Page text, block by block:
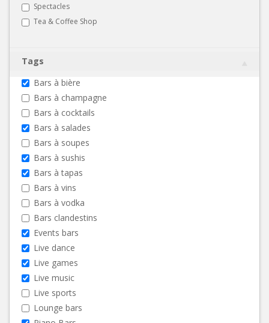
Spectacles
Tea & Coffee Shop
Tags
Bars à bière
Bars à champagne
Bars à cocktails
Bars à salades
Bars à soupes
Bars à sushis
Bars à tapas
Bars à vins
Bars à vodka
Bars clandestins
Events bars
Live dance
Live games
Live music
Live sports
Lounge bars